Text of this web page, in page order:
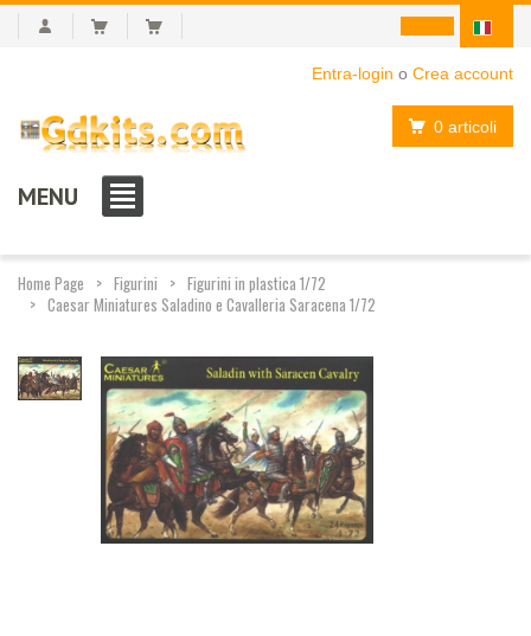
Entra-login o Crea account
0 articoli
MENU
Home Page Figurini
Figurini in plastica 1/72
Caesar Miniatures Saladino e Cavalleria Saracena 1/72